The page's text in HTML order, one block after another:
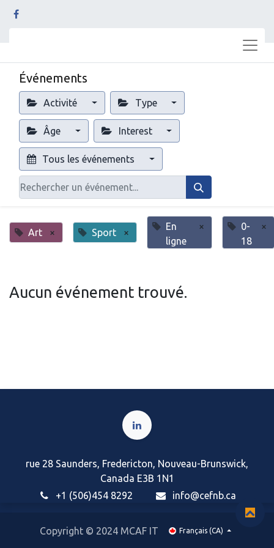
Événements
Activité Type
Âge Interest
Tous les événements
Art × Sport ×
En
ligne
×
0-
18
×
Aucun événement trouvé.
rue 28 Saunders, Fredericton, Nouveau-Brunswick,
Canada E3B 1N1
+1 (506)454 8292
info@cefnb.ca
Copyright © 2024 MCAF IT Français (CA)